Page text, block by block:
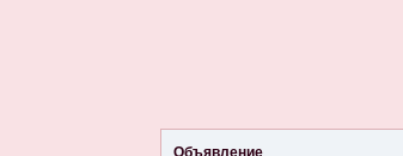
Объявление